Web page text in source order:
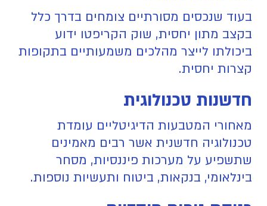
בעוד שנכסים מסורתיים צומחים בדרך כלל
בקצב מתון יחסית, שוק הקריפטו ידוע
ביכולתו לייצר מהלכים משמעותיים בתקופות
קצרות יחסית.
חדשנות טכנולוגית
מאחורי המטבעות הדיגיטליים עומדת
טכנולוגיה חדשנית אשר רבים מאמינים
שתשפיע על מערכות פיננסיות, מסחר
בינלאומי, בנקאות, ביטוח ותעשיות נוספות.